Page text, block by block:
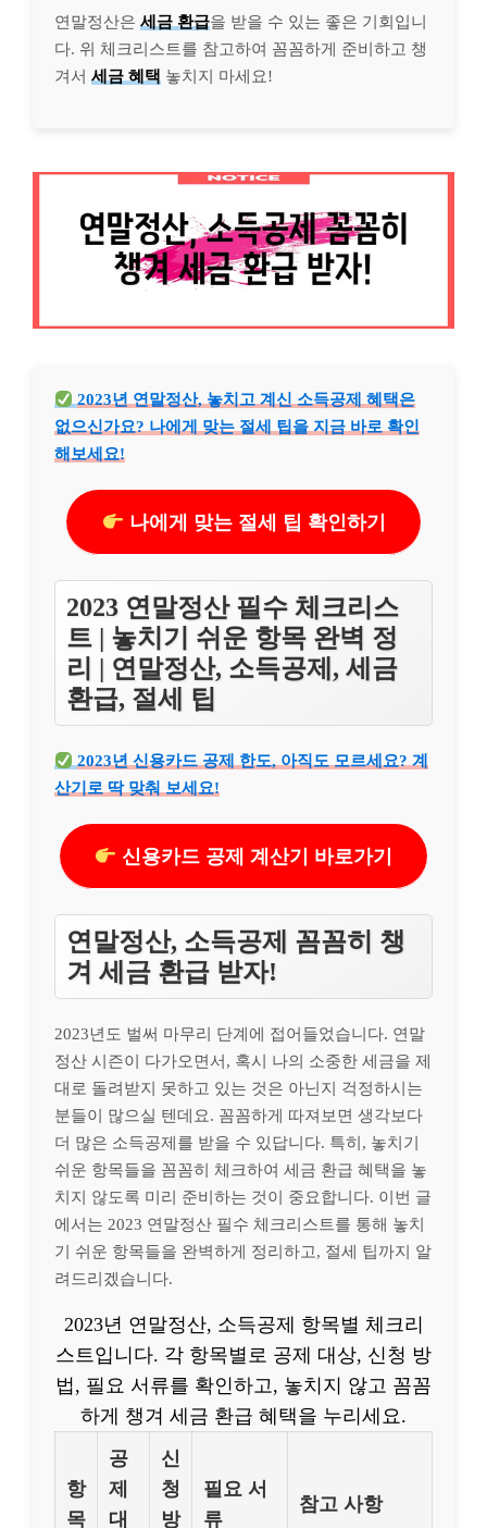
연말정산은 세금 환급을 받을 수 있는 좋은 기회입니
다. 위 체크리스트를 참고하여 꼼꼼하게 준비하고 챙
겨서 세금 혜택 놓치지 마세요!
2023년 연말정산, 놓치고 계신 소득공제 혜택은
없으신가요? 나에게 맞는 절세 팁을 지금 바로 확인
해보세요!
나에게 맞는 절세 팁 확인하기
2023 연말정산 필수 체크리스
트 | 놓치기 쉬운 항목 완벽 정
리 | 연말정산, 소득공제, 세금
환급, 절세 팁
2023년 신용카드 공제 한도, 아직도 모르세요? 계
산기로 딱 맞춰 보세요!
신용카드 공제 계산기 바로가기
연말정산, 소득공제 꼼꼼히 챙
겨 세금 환급 받자!
2023년도 벌써 마무리 단계에 접어들었습니다. 연말
정산 시즌이 다가오면서, 혹시 나의 소중한 세금을 제
대로 돌려받지 못하고 있는 것은 아닌지 걱정하시는
분들이 많으실 텐데요. 꼼꼼하게 따져보면 생각보다
더 많은 소득공제를 받을 수 있답니다. 특히, 놓치기
쉬운 항목들을 꼼꼼히 체크하여 세금 환급 혜택을 놓
치지 않도록 미리 준비하는 것이 중요합니다. 이번 글
에서는 2023 연말정산 필수 체크리스트를 통해 놓치
기 쉬운 항목들을 완벽하게 정리하고, 절세 팁까지 알
려드리겠습니다.
2023년 연말정산, 소득공제 항목별 체크리
스트입니다. 각 항목별로 공제 대상, 신청 방
법, 필요 서류를 확인하고, 놓치지 않고 꼼꼼
하게 챙겨 세금 환급 혜택을 누리세요.
항
목
공
제
대
신
청
방
필요 서
류
참고 사항